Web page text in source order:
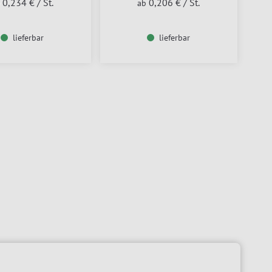
0,234 € / St.
lieferbar
ab 0,206 € / St.
lieferbar